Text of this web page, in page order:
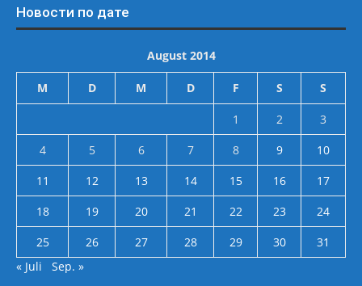
Новости по дате
August 2014
M D M D F S S
1 2
3
4
5 6 7 8 9
10
11
12 13 14 15 16
17
18
19 20 21 22 23
24
25
26 27 28 29 30
31
« Juli
Sep. »